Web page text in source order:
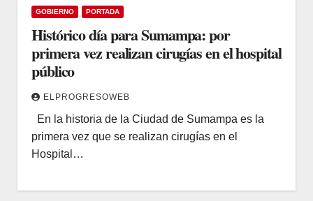
GOBIERNO PORTADA
Histórico día para Sumampa: por
primera vez realizan cirugías en el hospital
público
ELPROGRESOWEB
En la historia de la Ciudad de Sumampa es la
primera vez que se realizan cirugías en el
Hospital…